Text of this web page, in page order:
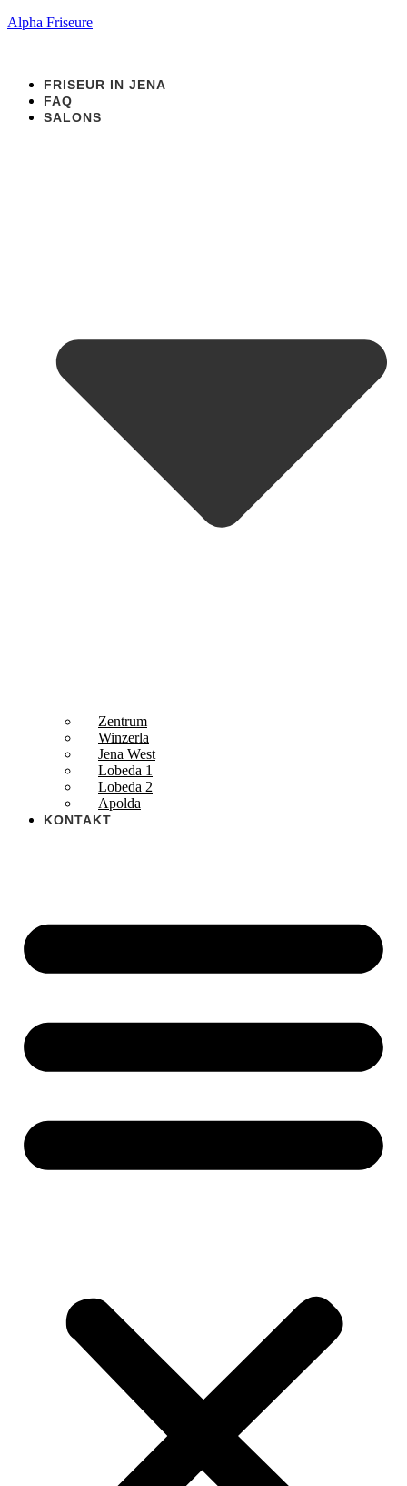
Alpha Friseure
FRISEUR IN JENA
FAQ
SALONS
Zentrum
Winzerla
Jena West
Lobeda 1
Lobeda 2
Apolda
KONTAKT